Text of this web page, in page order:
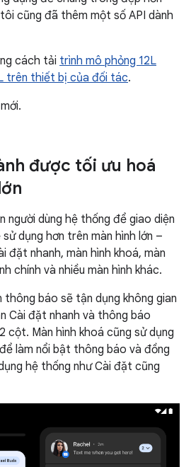
cũng đã thêm một số API dành
cách tải trình mô phỏng 12L
trên thiết bị của đối tác.
được tối ưu hoá
người dùng hệ thống để giao diện
dụng hơn trên màn hình lớn –
đặt nhanh, màn hình khoá, màn
chính và nhiều màn hình khác.
thông báo sẽ tận dụng không gian
Cài đặt nhanh và thông báo
cột. Màn hình khoá cũng sử dụng
làm nổi bật thông báo và đồng
hệ thống như Cài đặt cũng